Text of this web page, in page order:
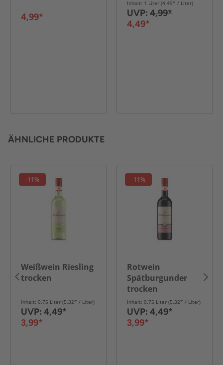
4,99*
Inhalt: 1 Liter (4,49* / Liter)
UVP: 4,99*
4,49*
ÄHNLICHE PRODUKTE
-11%
Weißwein Riesling
trocken
Inhalt: 0,75 Liter (5,32* / Liter)
UVP: 4,49*
3,99*
-11%
Rotwein
Spätburgunder
trocken
Inhalt: 0,75 Liter (5,32* / Liter)
UVP: 4,49*
3,99*